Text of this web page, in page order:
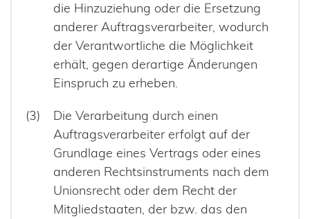
die Hinzuziehung oder die Ersetzung
anderer Auftragsverarbeiter, wodurch
der Verantwortliche die Möglichkeit
erhält, gegen derartige Änderungen
Einspruch zu erheben.
Die Verarbeitung durch einen
Auftragsverarbeiter erfolgt auf der
Grundlage eines Vertrags oder eines
anderen Rechtsinstruments nach dem
Unionsrecht oder dem Recht der
Mitgliedstaaten, der bzw. das den